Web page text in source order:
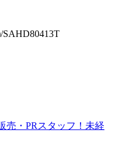
売・PRスタッフ！未経